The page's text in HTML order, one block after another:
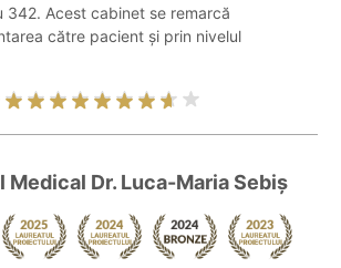
342. Acest cabinet se remarcă
către pacient și prin nivelul
Medical Dr. Luca-Maria Sebiș